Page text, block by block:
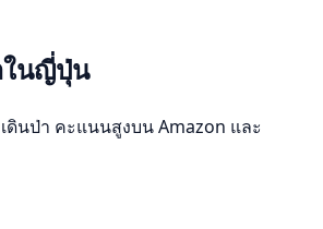
นญี่ปุ่น
นป่า คะแนนสูงบน Amazon และ